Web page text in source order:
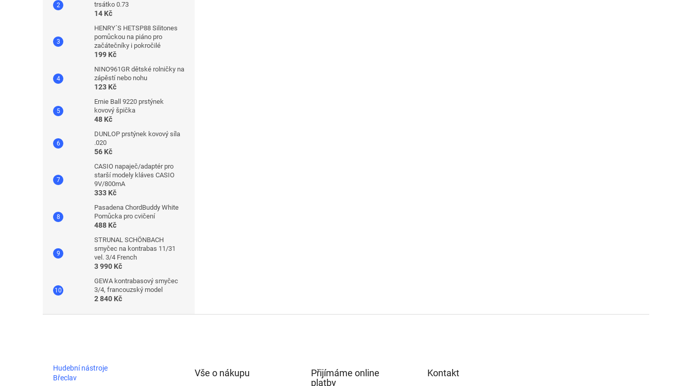
trsátko 0.73
14 Kč
HENRY´S HETSP88 Silitones
pomůckou na piáno pro
začátečníky i pokročilé
199 Kč
NINO961GR dětské rolničky na
zápěstí nebo nohu
123 Kč
Ernie Ball 9220 prstýnek
kovový špička
48 Kč
DUNLOP prstýnek kovový síla
.020
56 Kč
CASIO napaječ/adaptér pro
starší modely kláves CASIO
9V/800mA
333 Kč
Pasadena ChordBuddy White
Pomůcka pro cvičení
488 Kč
STRUNAL SCHÖNBACH
smyčec na kontrabas 11/31
vel. 3/4 French
3 990 Kč
GEWA kontrabasový smyčec
3/4, francouzský model
2 840 Kč
Hudební nástroje
Břeclav
Vše o nákupu
Přijímáme online
platby
Kontakt